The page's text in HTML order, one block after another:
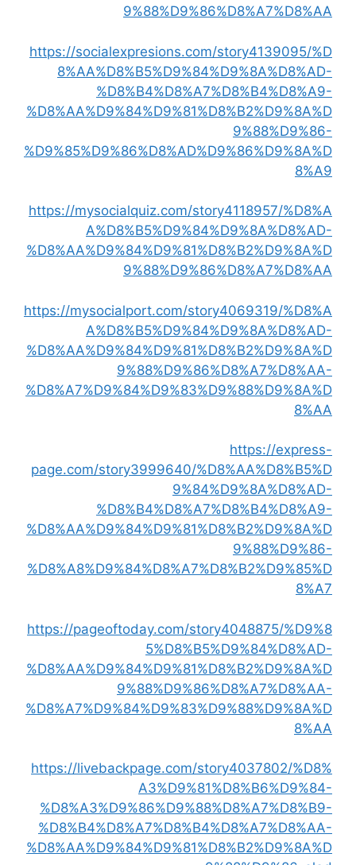
9%88%D9%86%D8%A7%D8%AA
https://socialexpresions.com/story4139095/%D
8%AA%D8%B5%D9%84%D9%8A%D8%AD-
%D8%B4%D8%A7%D8%B4%D8%A9-
%D8%AA%D9%84%D9%81%D8%B2%D9%8A%D
9%88%D9%86-
%D9%85%D9%86%D8%AD%D9%86%D9%8A%D
8%A9
https://mysocialquiz.com/story4118957/%D8%A
A%D8%B5%D9%84%D9%8A%D8%AD-
%D8%AA%D9%84%D9%81%D8%B2%D9%8A%D
9%88%D9%86%D8%A7%D8%AA
https://mysocialport.com/story4069319/%D8%A
A%D8%B5%D9%84%D9%8A%D8%AD-
%D8%AA%D9%84%D9%81%D8%B2%D9%8A%D
9%88%D9%86%D8%A7%D8%AA-
%D8%A7%D9%84%D9%83%D9%88%D9%8A%D
8%AA
https://express-
page.com/story3999640/%D8%AA%D8%B5%D
9%84%D9%8A%D8%AD-
%D8%B4%D8%A7%D8%B4%D8%A9-
%D8%AA%D9%84%D9%81%D8%B2%D9%8A%D
9%88%D9%86-
%D8%A8%D9%84%D8%A7%D8%B2%D9%85%D
8%A7
https://pageoftoday.com/story4048875/%D9%8
5%D8%B5%D9%84%D8%AD-
%D8%AA%D9%84%D9%81%D8%B2%D9%8A%D
9%88%D9%86%D8%A7%D8%AA-
%D8%A7%D9%84%D9%83%D9%88%D9%8A%D
8%AA
https://livebackpage.com/story4037802/%D8%
A3%D9%81%D8%B6%D9%84-
%D8%A3%D9%86%D9%88%D8%A7%D8%B9-
%D8%B4%D8%A7%D8%B4%D8%A7%D8%AA-
%D8%AA%D9%84%D9%81%D8%B2%D9%8A%D